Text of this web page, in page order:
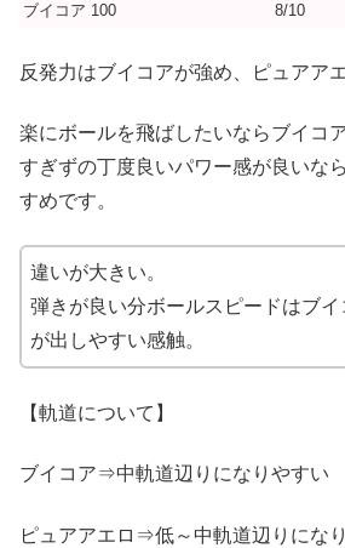
ブイコア 100
8/10
反発力はブイコアが強め、ピュアア
楽にボールを飛ばしたいならブイコ
すぎずの丁度良いパワー感が良いな
すめです。
違いが大きい。
弾きが良い分ボールスピードはブイ
が出しやすい感触。
【軌道について】
ブイコア⇒中軌道辺りになりやすい
ピュアアエロ⇒低～中軌道辺りにな